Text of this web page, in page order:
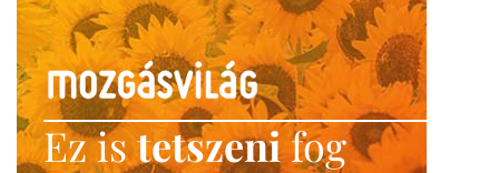
Ez istetszenifog